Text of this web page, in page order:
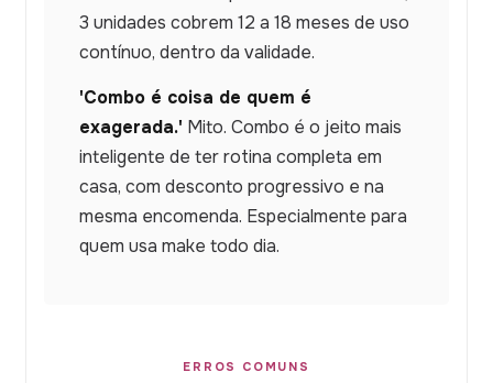
3 unidades cobrem 12 a 18 meses de uso
contínuo, dentro da validade.
'Combo é coisa de quem é
exagerada.' Mito. Combo é o jeito mais
inteligente de ter rotina completa em
casa, com desconto progressivo e na
mesma encomenda. Especialmente para
quem usa make todo dia.
ERROS COMUNS